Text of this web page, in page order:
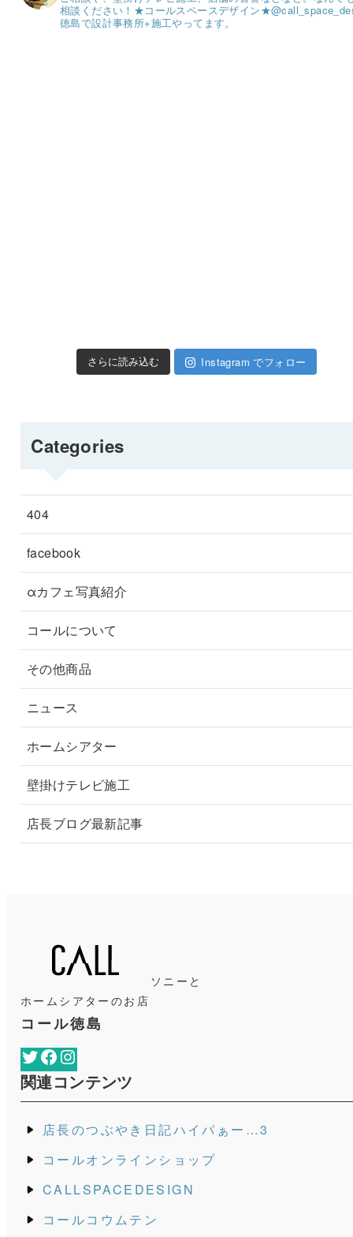
相談ください！ ★コールスペースデザイン★
徳島で設計事務所+施工やってます。
さらに読み込む Instagram でフォロー
Categories
404
facebook
αカフェ写真紹介
コールについて
その他商品
ニュース
ホームシアター
壁掛けテレビ施工
店長ブログ最新記事
ソニーと
ホームシアターのお店
コール徳島
TwitterFacebook
関連コンテンツ
店長のつぶやき日記ハイパぁー…3
コールオンラインショップ
CALLSPACEDESIGN
コールコウムテン